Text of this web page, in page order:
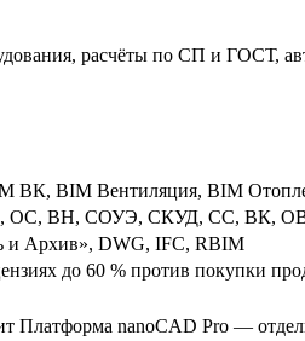
расчёты по СП и ГОСТ,
ВК, BIM Вентиляция, BIM
ОС, ВН, СОУЭ, СКУД, СС, ВК,
и Архив», DWG, IFC, RBIM
до 60 % против покупки
Платформа nanoCAD Pro —